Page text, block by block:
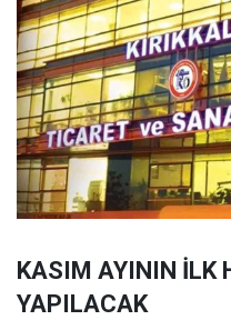
KASIM AYININ İLK
YAPILACAK